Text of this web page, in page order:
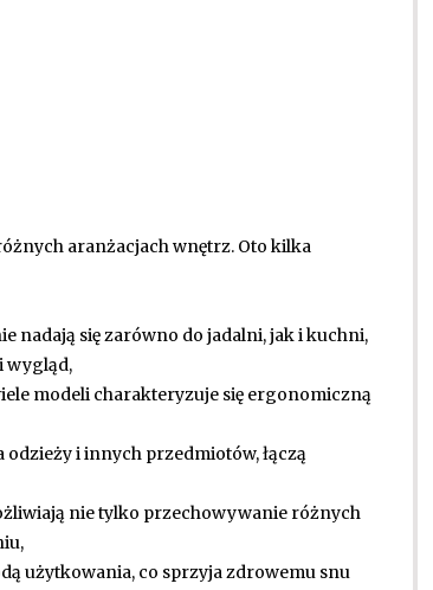
aranżacjach wnętrz. Oto kilka
nadają się zarówno do jadalni, jak i kuchni,
wygląd,
modeli charakteryzuje się ergonomiczną
i innych przedmiotów, łączą
nie tylko przechowywanie różnych
użytkowania, co sprzyja zdrowemu snu